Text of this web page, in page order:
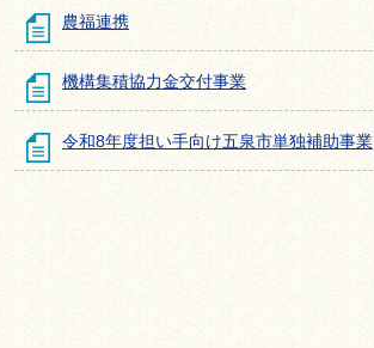
農福連携
機構集積協力金交付事業
令和8年度担い手向け五泉市単独補助事業